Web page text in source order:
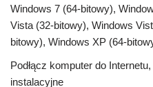
Windows 7 (64-bitowy),
Vista (32-bitowy), Windows
bitowy), Windows XP (64-
Podłącz komputer do
instalacyjne